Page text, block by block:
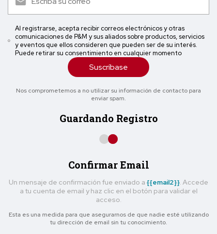
Al registrarse, acepta recibir correos electrónicos y otras
comunicaciones de P&M y sus aliados sobre productos, servicios
y eventos que ellos consideren que pueden ser de su interés.
Puede retirar su consentimiento en cualquier momento
Suscríbase
Nos comprometemos a no utilizar su información de contacto para
enviar spam.
Guardando Registro
Confirmar Email
Un mensaje de confirmación fue enviado a {{email2}}. Accede
a tu cuenta de email y haz clic en el botón para validar el
acceso.
Esta es una medida para que asegurarnos de que nadie esté utilizando
tu dirección de email sin tu conocimiento.